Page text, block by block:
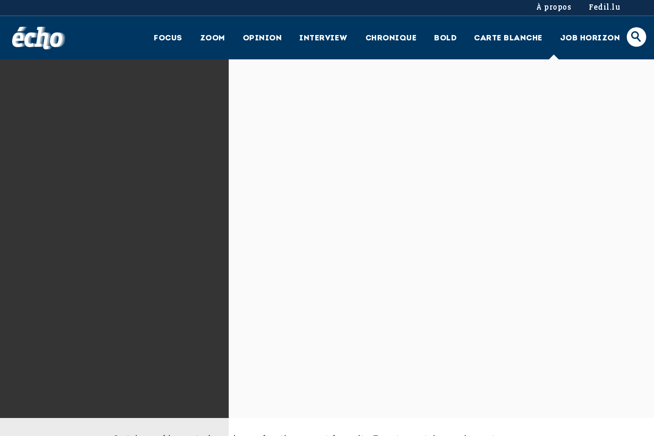
À propos Fedil.lu
FOCUS ZOOM OPINION INTERVIEW CHRONIQUE BOLD CARTE BLANCHE JOB HORIZON